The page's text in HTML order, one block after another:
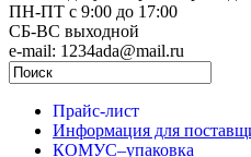
ПН-ПТ c 9:00 до 17:00
СБ-ВС выходной
e-mail: 1234ada@mail.ru
Прайс-лист
Информация для
КОМУС–упаковка